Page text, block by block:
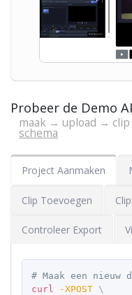
Probeer de Demo
maak → upload →
schema
Project Aanmaken
Clip Toevoegen
Controleer Export
# Maak een nieuw
curl
-XPOST \